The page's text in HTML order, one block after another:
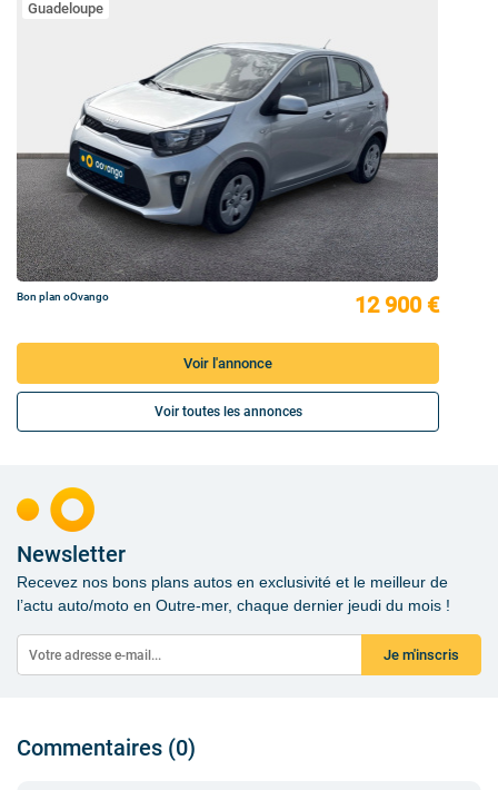
Guadeloupe
Bon plan oOvango 12 900 €
Voir l'annonce
Voir toutes les annonces
Newsletter
Recevez nos bons plans autos en exclusivité et le meilleur de
l’actu auto/moto en Outre-mer, chaque dernier jeudi du mois !
Je m'inscris
Commentaires (0)